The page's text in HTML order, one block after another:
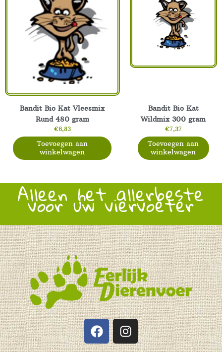
Bandit Bio Kat Vleesmix
Rund 480 gram
€6,83
Toevoegen aan
winkelwagen
Bandit Bio Kat
Wildmix 300 gram
€7,37
Toevoegen aan
winkelwagen
Alleen het allerbeste
voor uw viervoeter
F
a
I
n